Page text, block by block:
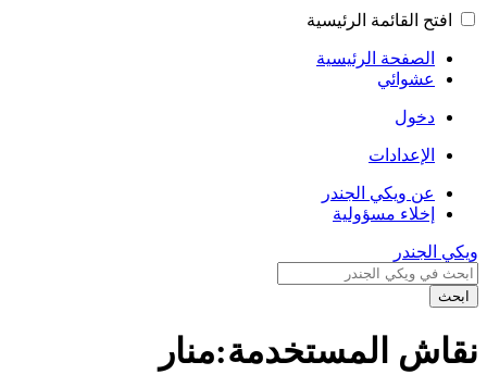
افتح القائمة الرئيسية
الصفحة الرئيسية
عشوائي
دخول
الإعدادات
عن ويكي الجندر
إخلاء مسؤولية
ويكي الجندر
ابحث
نقاش المستخدمة:منار